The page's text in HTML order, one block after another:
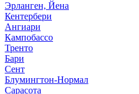
Эрланген, Йена
Кентербери
Ангиари
Кампобассо
Тренто
Бари
Сент
Блумингтон-Нормал
Сарасота